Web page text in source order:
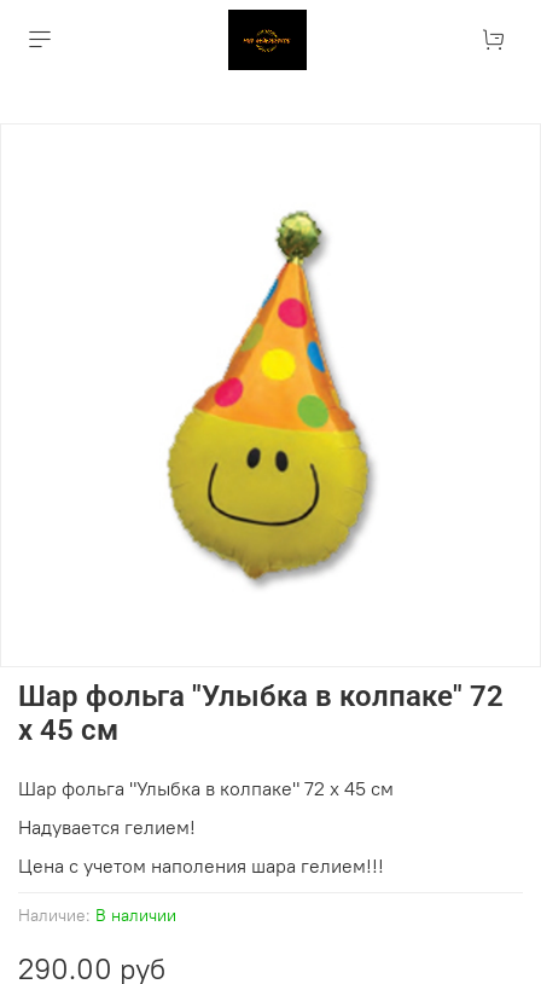
Наличие: В наличии
Шар фольга "Улыбка в колпаке" 72
х 45 см
290.00 руб
Шар фольга "Улыбка в колпаке" 72 х 45 см
Надувается гелием!
Цена с учетом наполения шара гелием!!!